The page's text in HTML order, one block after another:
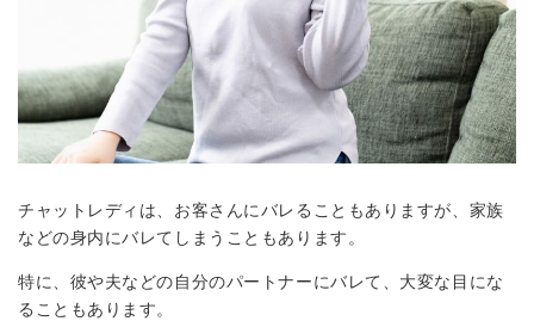
チャットレディは、お客さんにバレることもありますが、家族
などの身内にバレてしまうこともあります。
特に、彼や夫などの自分のパートナーにバレて、大変な目にな
ることもあります。